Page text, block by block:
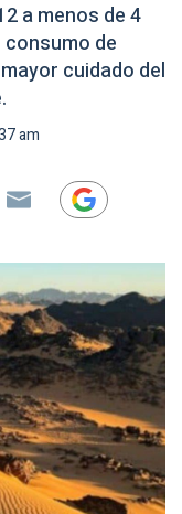
a menos de 4
de
cuidado del
am